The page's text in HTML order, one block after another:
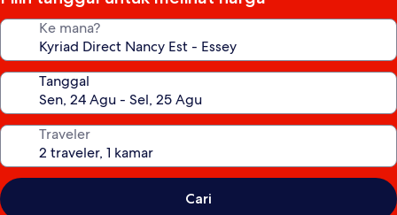
Ke mana?
Tanggal
Traveler
Cari